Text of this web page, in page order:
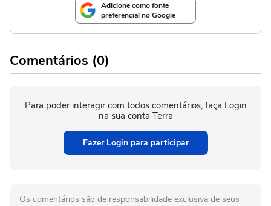
Adicione como fonte
preferencial no Google
Comentários (0)
Para poder interagir com todos comentários, faça Login
na sua conta Terra
Fazer Login para participar
Os comentários são de responsabilidade exclusiva de seus